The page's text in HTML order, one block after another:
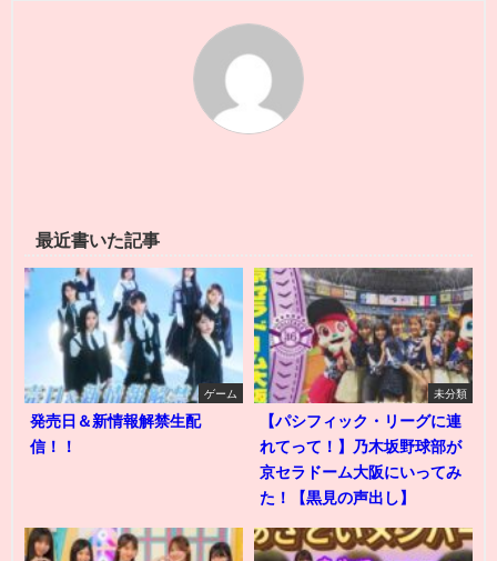
最近書いた記事
ゲーム
発売日＆新情報解禁生配
信！！
未分類
【パシフィック・リーグに連
れてって！】乃木坂野球部が
京セラドーム大阪にいってみ
た！【黒見の声出し】